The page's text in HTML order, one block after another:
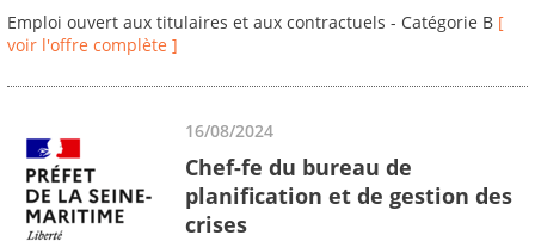
Emploi ouvert aux titulaires et aux contractuels - Catégorie B [
voir l'offre complète ]
16/08/2024
Chef-fe du bureau de
planification et de gestion des
crises